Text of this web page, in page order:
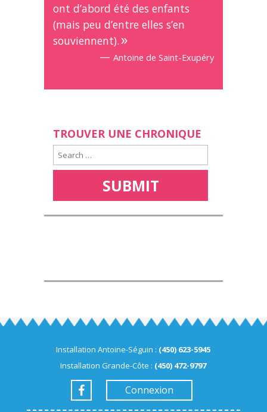
ont d’abord été des enfants
(mais peu d’entre elles s’en
souviennent).
— Antoine de Saint-Exupéry
TROUVER UNE CHRONIQUE
Installation Antoine-Séguin : (450) 623-5945
Installation Grande-Côte : (450) 472-9797
Connexion